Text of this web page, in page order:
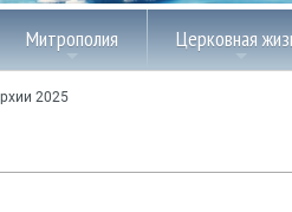
Митрополия Церковная
2025